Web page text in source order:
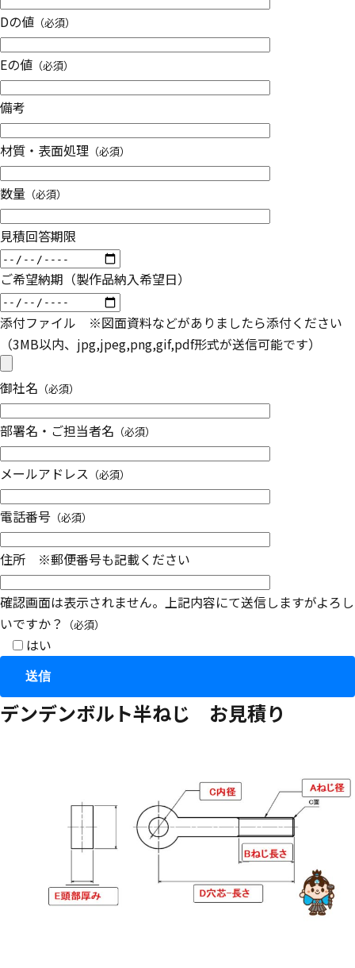
Dの値 （必須）
Eの値 （必須）
備考
材質・表面処理 （必須）
数量 （必須）
見積回答期限
ご希望納期（製作品納入希望日）
添付ファイル ※図面資料などがありましたら添付ください
（3MB以内、jpg,jpeg,png,gif,pdf形式が送信可能です）
御社名 （必須）
部署名・ご担当者名 （必須）
メールアドレス （必須）
電話番号 （必須）
住所 ※郵便番号も記載ください
確認画面は表示されません。上記内容にて送信しますがよろし
いですか？
（必須）
はい
デンデンボルト半ねじ お見積り